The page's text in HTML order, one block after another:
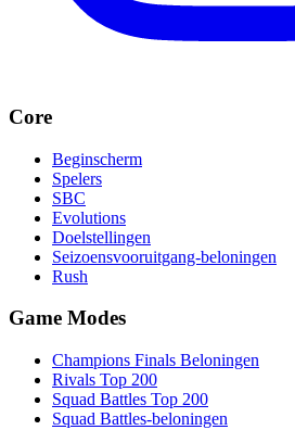
Core
Beginscherm
Spelers
SBC
Evolutions
Doelstellingen
Seizoensvooruitgang-beloningen
Rush
Game Modes
Champions Finals Beloningen
Rivals Top 200
Squad Battles Top 200
Squad Battles-beloningen